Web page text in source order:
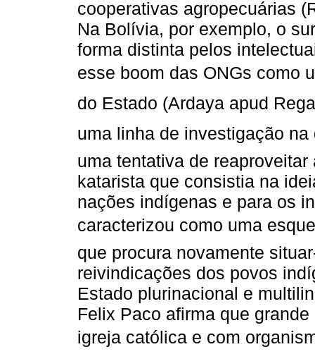
cooperativas agropecuárias
Na Bolívia, por exemplo, o
forma distinta pelos
esse boom das ONGs como
do Estado (Ardaya apud
uma linha de investigação na
uma tentativa de
katarista que consistia na
nações indígenas e para os
caracterizou como uma
que procura novamente
reivindicações dos povos
Estado plurinacional e
Felix Paco afirma que
igreja católica e com